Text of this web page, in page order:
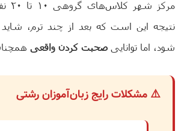
مرکز
نتیجه این است که بعد از چند ترم، شاید
شود، اما توانایی صحبت کردن واقعی
⚠️ مشکلات رایج زبان‌آموزان رشتی